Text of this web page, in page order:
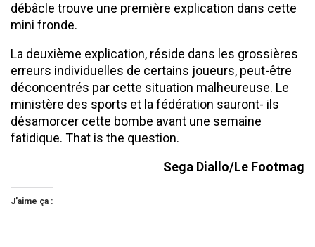
débâcle trouve une première explication dans cette
mini fronde.
La deuxième explication, réside dans les grossières
erreurs individuelles de certains joueurs, peut-être
déconcentrés par cette situation malheureuse. Le
ministère des sports et la fédération sauront- ils
désamorcer cette bombe avant une semaine
fatidique. That is the question.
Sega Diallo/Le Footmag
J’aime ça :